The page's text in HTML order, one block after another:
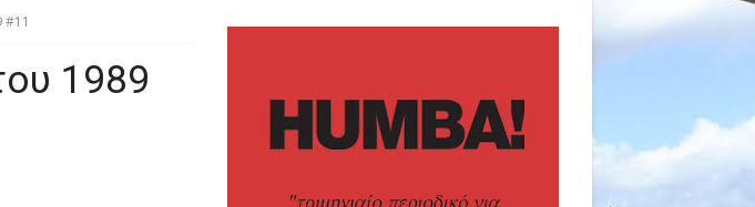
#11
1989